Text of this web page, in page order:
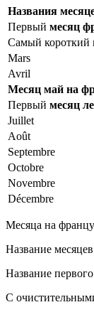
Названия
Первый месяц
Самый короткий
Mars
Avril
Месяц май на
Первый месяц
Juillet
Août
Septembre
Octobre
Novembre
Décembre
Месяца на
Название
Название
С